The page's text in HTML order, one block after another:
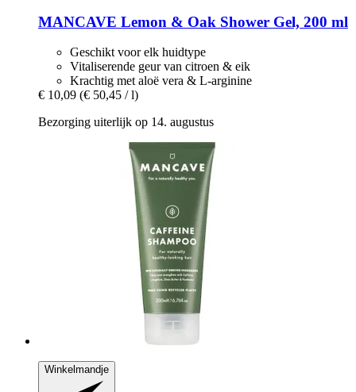
MANCAVE Lemon & Oak Shower Gel, 200 ml
Geschikt voor elk huidtype
Vitaliserende geur van citroen & eik
Krachtig met aloë vera & L-arginine
€ 10,09 (€ 50,45 / l)
Bezorging uiterlijk op 14. augustus
Winkelmandje